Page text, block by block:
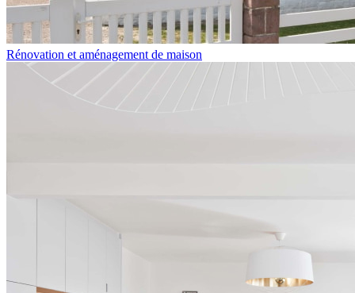
Rénovation et aménagement de maison